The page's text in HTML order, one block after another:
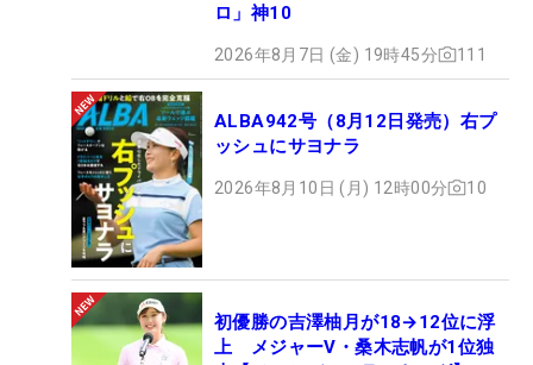
ロ」神10
2026年8月7日 (金) 19時45分 111
ALBA942号（8月12日発売）右プ
ッシュにサヨナラ
2026年8月10日 (月) 12時00分 10
初優勝の吉澤柚月が18→12位に浮
上 メジャーV・桑木志帆が1位独